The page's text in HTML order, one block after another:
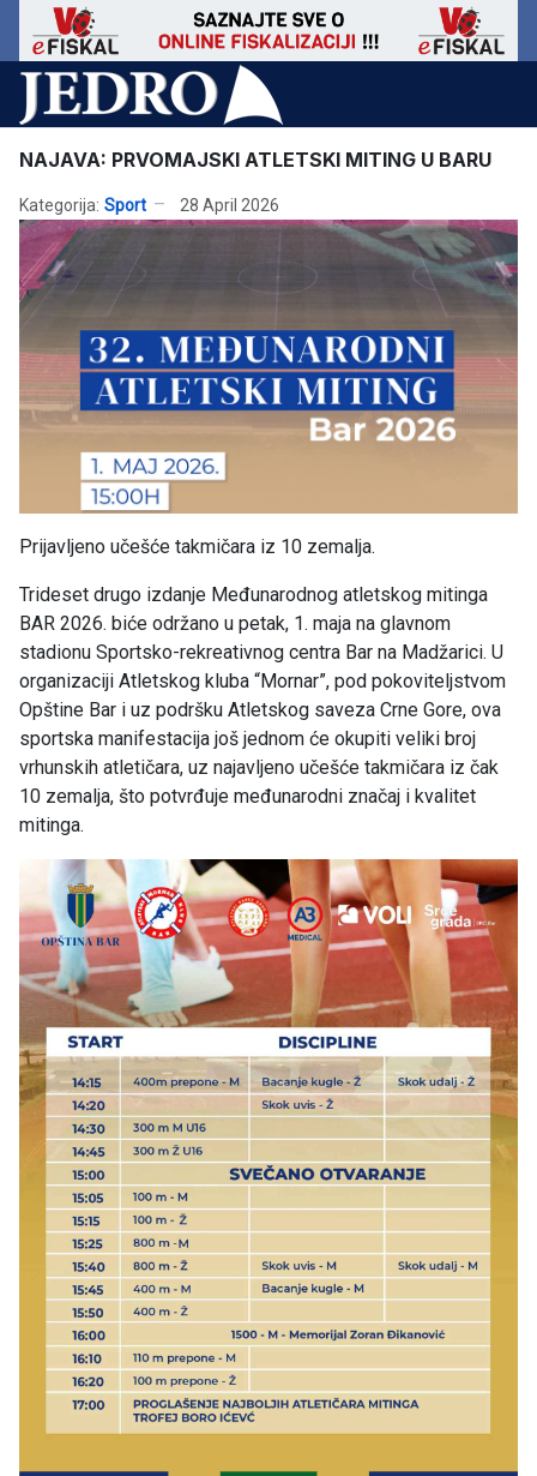
NAJAVA: PRVOMAJSKI ATLETSKI MITING U BARU
Kategorija: Sport 28 April 2026
Prijavljeno učešće takmičara iz 10 zemalja.
Trideset drugo izdanje Međunarodnog atletskog mitinga
BAR 2026. biće održano u petak, 1. maja na glavnom
stadionu Sportsko-rekreativnog centra Bar na Madžarici. U
organizaciji Atletskog kluba “Mornar”, pod pokoviteljstvom
Opštine Bar i uz podršku Atletskog saveza Crne Gore, ova
sportska manifestacija još jednom će okupiti veliki broj
vrhunskih atletičara, uz najavljeno učešće takmičara iz čak
10 zemalja, što potvrđuje međunarodni značaj i kvalitet
mitinga.